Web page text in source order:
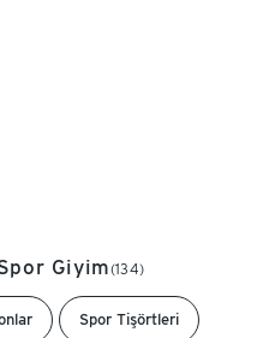
Giyim(134)
Spor Tişörtleri